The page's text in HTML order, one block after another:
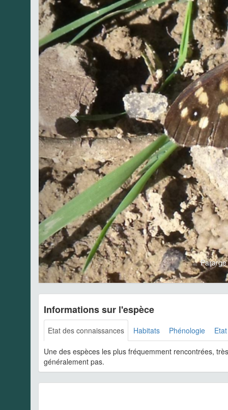
Informations sur l'espèce
Etat des connaissances Habitats Phénologie
Une des espèces les plus fréquemment rencontrées,
généralement pas.